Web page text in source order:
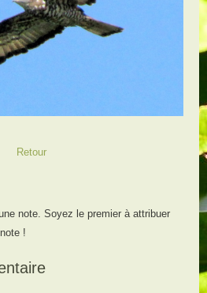
Retour
note. Soyez le premier à attribuer
!